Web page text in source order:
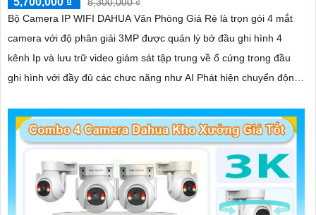
8,300,000 ₫
Bộ Camera IP WIFI DAHUA Văn Phòng Giá Rẻ là trọn gói 4 mắt
camera với độ phân giải 3MP được quản lý bở đầu ghi hình 4
kênh Ip và lưu trữ video giám sát tập trung về ổ cứng trong đầu
ghi hình với đầy đủ các chưc năng như AI Phát hiện chuyển động,